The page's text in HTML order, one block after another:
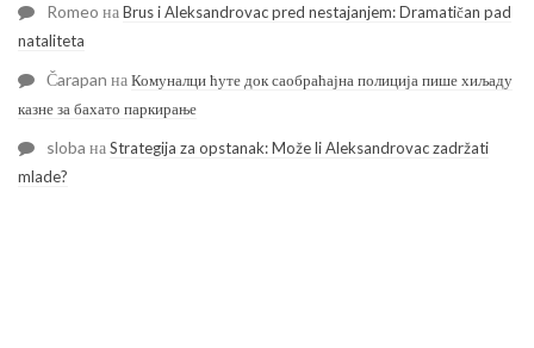
Romeo наBrus i Aleksandrovac pred nestajanjem: Dramatičan pad
nataliteta
Čarapan наКомуналци ћуте док саобраћајна полиција пише хиљаду
казне за бахато паркирање
sloba наStrategija za opstanak: Može li Aleksandrovac zadržati
mlade?